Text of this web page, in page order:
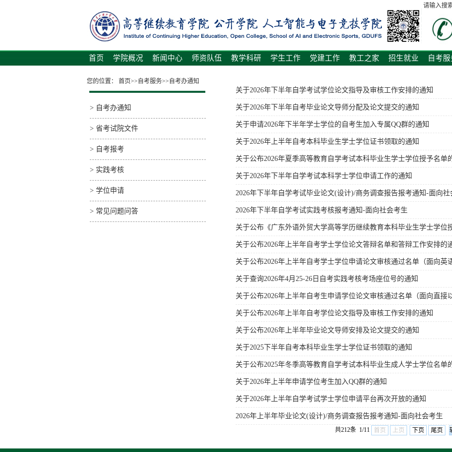
请输入搜
首页 学院概况 新闻中心 师资队伍 教学科研 学生工作 党建工作 教工之家 招生就业 自考
关于2026年下半年自学考试学位论文指导及审核工作安排的通知
关于2026年下半年自考毕业论文导师分配及论文提交的通知
关于申请2026年下半年学士学位的自考生加入专属QQ群的通知
关于2026年上半年自考本科毕业生学士学位证书领取的通知
关于公布2026年夏季高等教育自学考试本科毕业生学士学位授予名单
关于2026年下半年自学考试本科学士学位申请工作的通知
2026年下半年自学考试毕业论文(设计)/商务调查报告报考通知-面向
2026年下半年自学考试实践考核报考通知-面向社会考生
关于公布《广东外语外贸大学高等学历继续教育本科毕业生学士学位
关于公布2026年上半年自考学士学位论文答辩名单和答辩工作安排的
关于公布2026年上半年自考学士学位申请论文审核通过名单（面向
关于查询2026年4月25-26日自考实践考核考场座位号的通知
关于公布2026年上半年自考生申请学位论文审核通过名单（面向直
关于公布2026年上半年自考学位论文指导及审核工作安排的通知
关于公布2026年上半年毕业论文导师安排及论文提交的通知
关于2025下半年自考本科毕业生学士学位证书领取的通知
关于公布2025年冬季高等教育自学考试本科毕业生成人学士学位名单
关于2026年上半年申请学位考生加入QQ群的通知
关于2026年上半年自学考试学士学位申请平台再次开放的通知‌
2026年上半年毕业论文(设计)/商务调查报告报考通知-面向社会考生
共212条 1/11 首页 上页 下页 尾页
您的位置： 首页>> 自考服务>> 自考办通知
> 自考办通知
> 省考试院文件
> 自考报考
> 实践考核
> 学位申请
> 常见问题问答